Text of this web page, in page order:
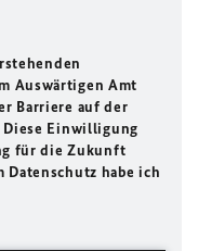
Auswärtigen Amt
Barriere auf der
Einwilligung
für die Zukunft
habe ich